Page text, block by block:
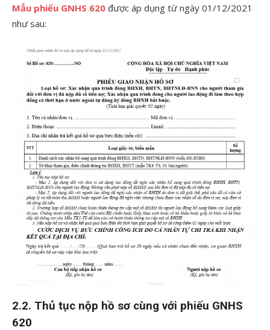
Mẫu phiếu GNHS 620 được áp dụng từ ngày 01/12/2021
như sau:
2.2. Thủ tục nộp hồ sơ cùng với phiếu GNHS
620